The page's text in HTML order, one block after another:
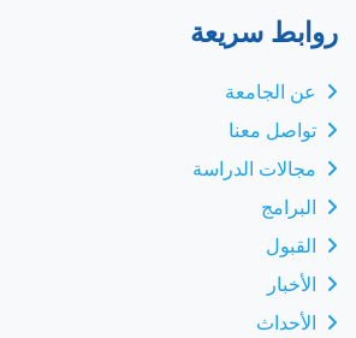
روابط سريعة
عن الجامعة
تواصل معنا
مجالات الدراسة
البرامج
القبول
الأخبار
الأحداث